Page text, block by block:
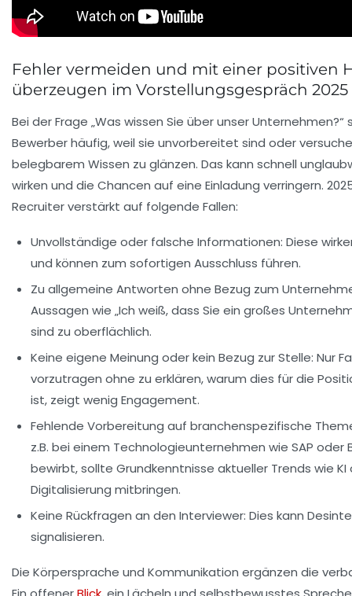
Fehler vermeiden und mit einer positiven
überzeugen im Vorstellungsgespräch 2025
Bei der Frage „Was wissen Sie über unser Unternehmen?“
Bewerber häufig, weil sie unvorbereitet sind oder
belegbarem Wissen zu glänzen. Das kann schnell
wirken und die Chancen auf eine Einladung verringern.
Recruiter verstärkt auf folgende Fallen:
Unvollständige oder falsche Informationen: Diese
und können zum sofortigen Ausschluss führen.
Zu allgemeine Antworten ohne Bezug zum
Aussagen wie „Ich weiß, dass Sie ein großes
sind zu oberflächlich.
Keine eigene Meinung oder kein Bezug zur Stelle: Nur
vorzutragen ohne zu erklären, warum dies für die
ist, zeigt wenig Engagement.
Fehlende Vorbereitung auf branchenspezifische
z.B. bei einem Technologieunternehmen wie SAP oder
bewirbt, sollte Grundkenntnisse aktueller Trends wie KI
Digitalisierung mitbringen.
Keine Rückfragen an den Interviewer: Dies kann
signalisieren.
Die Körpersprache und Kommunikation ergänzen die